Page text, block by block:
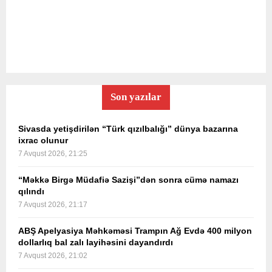
Son yazılar
Sivasda yetişdirilən “Türk qızılbalığı” dünya bazarına
ixrac olunur
7 Avqust 2026, 21:25
“Məkkə Birgə Müdafiə Sazişi”dən sonra cümə namazı
qılındı
7 Avqust 2026, 21:17
ABŞ Apelyasiya Məhkəməsi Trampın Ağ Evdə 400 milyon
dollarlıq bal zalı layihəsini dayandırdı
7 Avqust 2026, 21:02